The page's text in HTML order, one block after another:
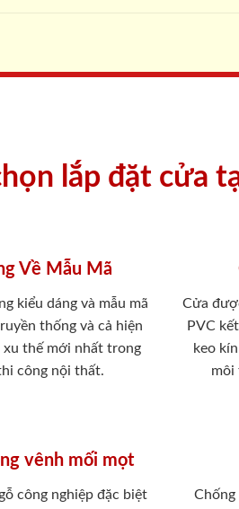
lắp đặt cửa
Về Mẫu Mã
kiểu dáng và mẫu mã
thống và cả hiện
xu thế mới nhất trong
công nội thất.
Cửa
PVC
keo
môi
vênh mối mọt
công nghiệp đặc biệt